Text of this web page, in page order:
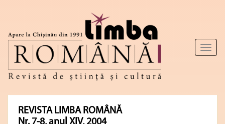
Toggle
REVISTA LIMBA ROMÂNĂ